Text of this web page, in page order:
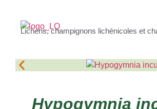
Lichens, champignons lichénicoles et
Hypogymnia